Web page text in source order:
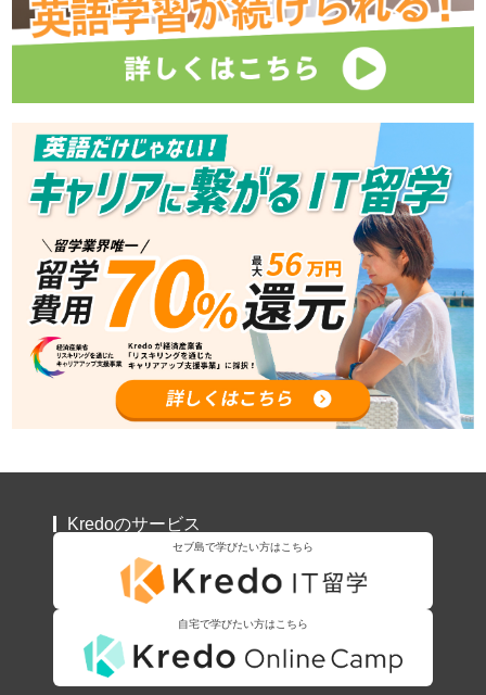
Kredoのサービス
セブ島で学びたい方はこちら
自宅で学びたい方はこちら